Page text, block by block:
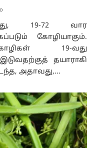
19-72 வார
கோழியாகும்.
19-வது
தயாராகி
அதாவது,...